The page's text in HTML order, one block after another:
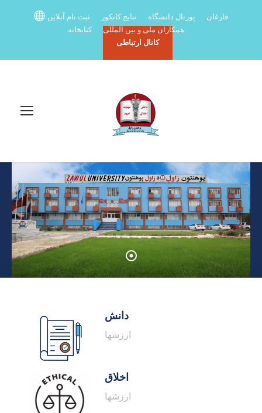
ثبت نام آنلاین نتایج کانکور پورتال دانشگاه
فارغان
کتابخانه
همکاران ملی و بین المللی
کانال ارتباطی
دانش
ارزشها
اخلاق
ارزشها